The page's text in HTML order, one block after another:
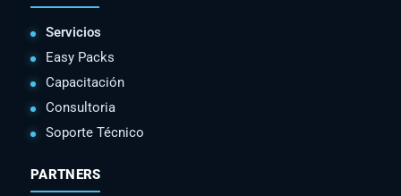
Servicios
Easy Packs
Capacitación
Consultoria
Soporte Técnico
PARTNERS